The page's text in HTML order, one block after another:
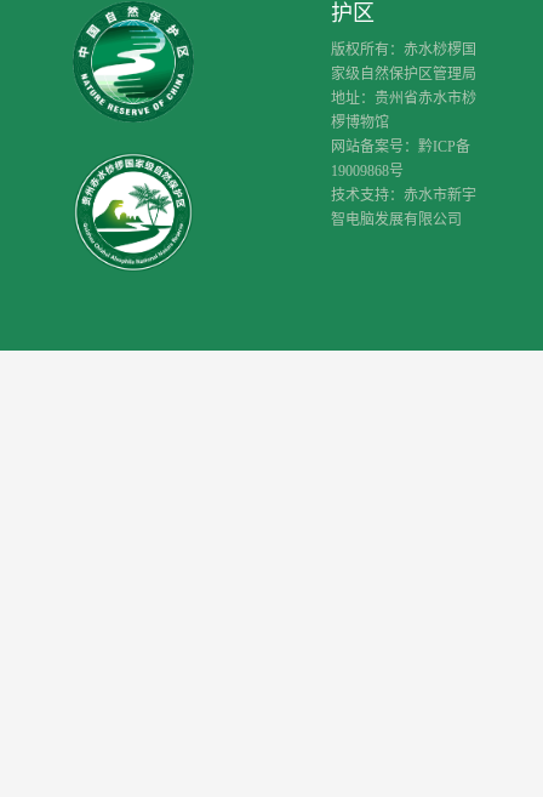
护区
版权所有：赤水桫椤国
家级自然保护区管理局
地址：贵州省赤水市桫
椤博物馆
网站备案号：黔ICP备
19009868号
技术支持：赤水市新宇
智电脑发展有限公司